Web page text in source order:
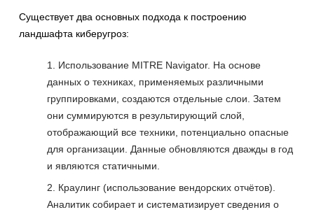
Существует два основных подхода к построению
ландшафта киберугроз:
Использование MITRE Navigator. На основе
данных о техниках, применяемых различными
группировками, создаются отдельные слои. Затем
они суммируются в результирующий слой,
отображающий все техники, потенциально опасные
для организации. Данные обновляются дважды в год
и являются статичными.
Краулинг (использование вендорских отчётов).
Аналитик собирает и систематизирует сведения о